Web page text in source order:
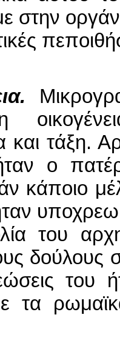
στην
και τάξη.
ο
κάποιο
του
δούλους
του
τα